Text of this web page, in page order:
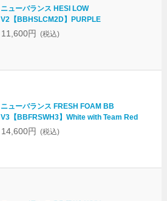
ニューバランス HESI LOW
V2【BBHSLCM2D】PURPLE
11,600円 (税込)
ニューバランス FRESH FOAM BB
V3【BBFRSWH3】White with Team Red
14,600円 (税込)